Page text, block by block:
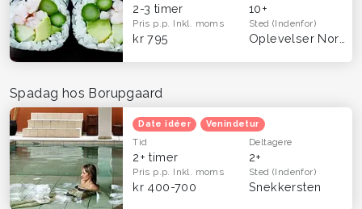
2-3 timer 10+
Pris p.p. Inkl. moms
kr 795
Sted(Indenfor)
Spadag hos Borupgaard
Date idéer Venindetur
Tid
2+ timer
Deltagere
2+
Pris p.p. Inkl. moms
kr 400-700
Sted(Indenfor)
Snekkersten